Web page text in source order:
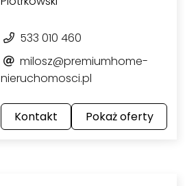
533 010 460
milosz@premiumhome-
nieruchomosci.pl
Kontakt Pokaż oferty